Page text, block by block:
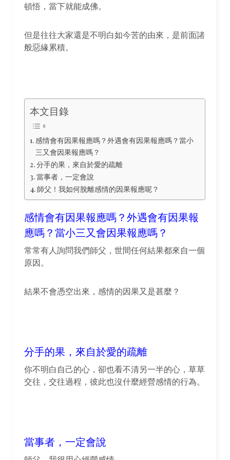
頓悟，當下就能成佛。
但是往往大家還是不明白如今苦的由來，是前面諸
般惡緣累積。
本文目錄
感情會有因果報應嗎？外遇會有因果報應嗎？當小
三又會因果報應嗎？
分手的果，來自於愛的疏離
當事者，一定會說
師父！我如何脫離感情的因果報應呢？
感情會有因果報應嗎？外遇會有因果報
應嗎？當小三又會因果報應嗎？
常常有人詢問我們師父，世間任何結果都來自一個
原因。
結果不會憑空出來，感情的因果又是甚麼？
分手的果，來自於愛的疏離
你不明白自己的心，卻也看不清另一半的心，草草
交往，交往過程，彼此也沒什麼經營感情的行為。
當事者，一定會說